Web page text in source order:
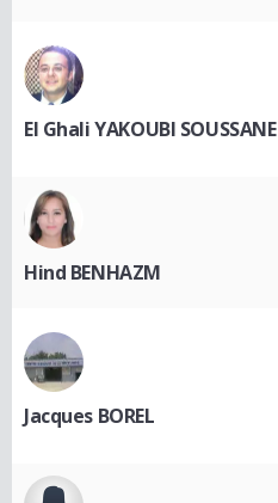
El Ghali YAKOUBI SOUSSANE
Hind BENHAZM
Jacques BOREL